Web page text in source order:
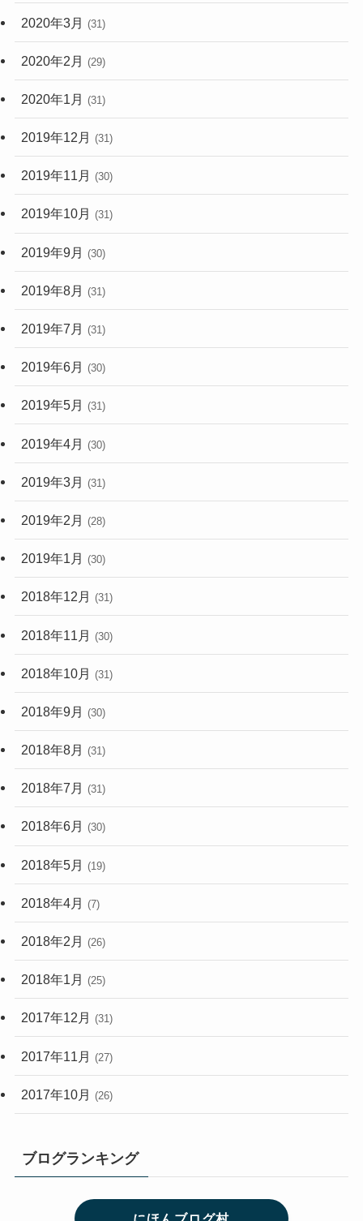
2020年3月 (31)
2020年2月 (29)
2020年1月 (31)
2019年12月 (31)
2019年11月 (30)
2019年10月 (31)
2019年9月 (30)
2019年8月 (31)
2019年7月 (31)
2019年6月 (30)
2019年5月 (31)
2019年4月 (30)
2019年3月 (31)
2019年2月 (28)
2019年1月 (30)
2018年12月 (31)
2018年11月 (30)
2018年10月 (31)
2018年9月 (30)
2018年8月 (31)
2018年7月 (31)
2018年6月 (30)
2018年5月 (19)
2018年4月 (7)
2018年2月 (26)
2018年1月 (25)
2017年12月 (31)
2017年11月 (27)
2017年10月 (26)
ブログランキング